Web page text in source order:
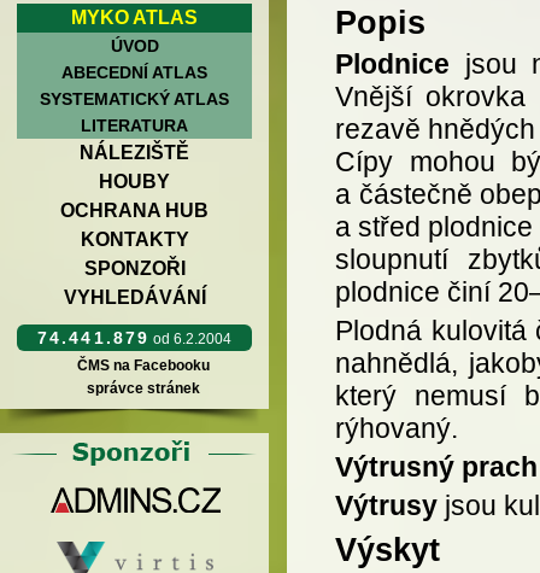
MYKO ATLAS
ÚVOD
ABECEDNÍ ATLAS
SYSTEMATICKÝ ATLAS
LITERATURA
NÁLEZIŠTĚ
HOUBY
OCHRANA HUB
KONTAKTY
SPONZOŘI
VYHLEDÁVÁNÍ
74.441.879 od 6.2.2004
ČMS na Facebooku
správce stránek
Popis
Plodnice jsou
Vnější
rezavě
Cípy mohou
a částečně
a střed
sloupnutí
plodnice činí
Plodná kulovitá
nahnědlá,
který nemusí
rýhovaný.
Výtrusný prach
Výtrusy jsou
Výskyt